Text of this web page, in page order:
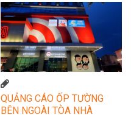
QUẢNG CÁO ỐP TƯỜNG
BÊN NGOÀI TÒA NHÀ